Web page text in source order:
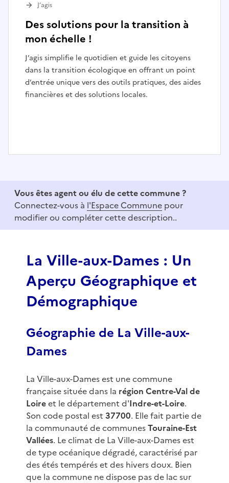
Des solutions pour la transition à
mon échelle !
J’agis simplifie le quotidien et guide les citoyens
dans la transition écologique en offrant un point
d’entrée unique vers des outils pratiques, des aides
financières et des solutions locales.
J’agis
f
Vous êtes agent ou élu de cette commune ?
Connectez-vous à l'Espace Commune pour
modifier ou compléter cette description..
La Ville-aux-Dames : Un
Aperçu Géographique et
Démographique
Géographie de La Ville-aux-
Dames
La Ville-aux-Dames est une commune
française située dans la région Centre-Val de
Loireet le département d'Indre-et-Loire.
Son code postal est 37700. Elle fait partie de
la communauté de communesTouraine-Est
Vallées. Le climat de La Ville-aux-Dames est
de type océanique dégradé, caractérisé par
des étés tempérés et des hivers doux. Bien
que la commune ne dispose pas de lac sur